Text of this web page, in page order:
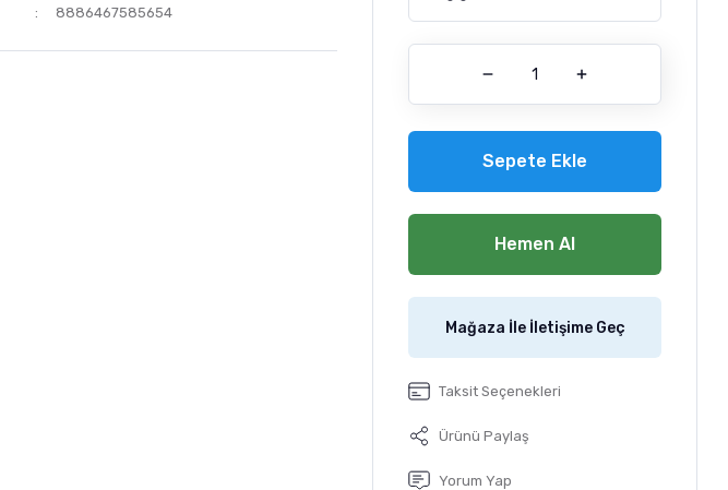
8886467585654
Sepete Ekle
Hemen Al
Mağaza İle İletişime Geç
Taksit Seçenekleri
Ürünü Paylaş
Yorum Yap